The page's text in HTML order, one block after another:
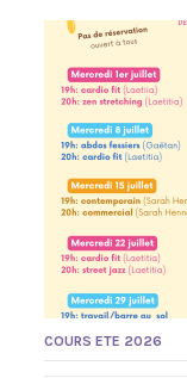
COURS ETE 2026